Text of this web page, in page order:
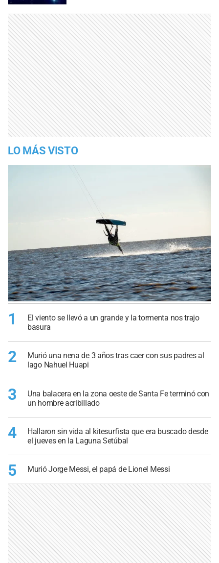
LO MÁS VISTO
1
El viento se llevó a un grande y la tormenta nos trajo
basura
2
Murió una nena de 3 años tras caer con sus padres al
lago Nahuel Huapi
3
Una balacera en la zona oeste de Santa Fe terminó con
un hombre acribillado
4
Hallaron sin vida al kitesurfista que era buscado desde
el jueves en la Laguna Setúbal
5 Murió Jorge Messi, el papá de Lionel Messi